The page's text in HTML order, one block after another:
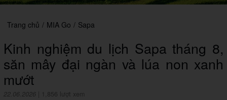
Trang chủ / MIA Go / Sapa
Kinh nghiệm du lịch Sapa tháng 8,
săn mây đại ngàn và lúa non xanh
mướt
22.06.2026 1,856 lượt xem